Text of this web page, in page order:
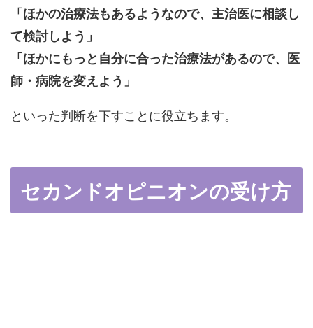
「ほかの治療法もあるようなので、主治医に相談し
て検討しよう」
「ほかにもっと自分に合った治療法があるので、医
師・病院を変えよう」
といった判断を下すことに役立ちます。
セカンドオピニオンの受け方